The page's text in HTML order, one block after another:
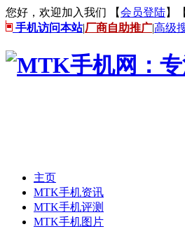
您好，欢迎加入我们 【会员登陆】【
手机访问本站|厂商自助推广|高级
主页
MTK手机资讯
MTK手机评测
MTK手机图片